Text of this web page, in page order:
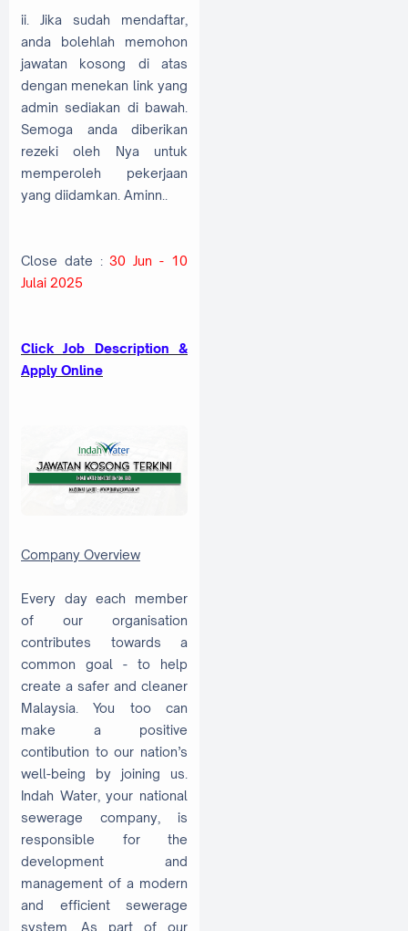
ii. Jika sudah mendaftar,
anda bolehlah memohon
jawatan kosong di atas
dengan menekan link yang
admin sediakan di bawah.
Semoga anda diberikan
rezeki oleh Nya untuk
memperoleh pekerjaan
yang diidamkan. Aminn..
Close date : 30 Jun - 10
Julai 2025
Click Job Description &
Apply Online
Company Overview
Every day each member
of our organisation
contributes towards a
common goal - to help
create a safer and cleaner
Malaysia. You too can
make a positive
contibution to our nation’s
well-being by joining us.
Indah Water, your national
sewerage company, is
responsible for the
development and
management of a modern
and efficient sewerage
system. As part of our